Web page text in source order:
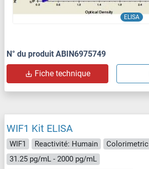
ELISA
N° du produit ABIN6975749
Fiche technique
WIF1 Kit ELISA
WIF1 Reactivité: Humain Colorimetric
31.25 pg/mL - 2000 pg/mL